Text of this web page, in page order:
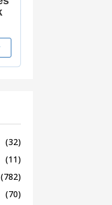
(32)
(11)
(782)
(70)